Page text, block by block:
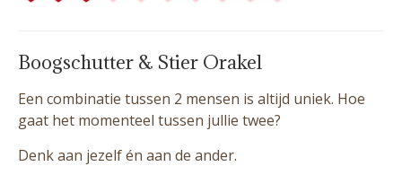
Boogschutter & Stier Orakel
Een combinatie tussen 2 mensen is altijd uniek. Hoe
gaat het momenteel tussen jullie twee?
Denk aan jezelf én aan de ander.